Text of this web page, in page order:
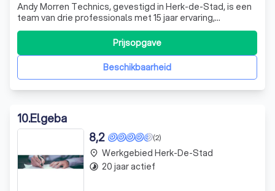
Andy Morren Technics, gevestigd in Herk-de-Stad, is een
team van drie professionals met 15 jaar ervaring,
perfectionisme en oog voor detail. Wij zijn
gespecialiseerd in alle werkzaamheden op het gebied van
verwarming, sanitair en ventilatie. Onze missie is om meer
comfort te bieden aan zowel particu
Beschikbaarheid
Prijsopgave
10.Elgeba
(2)
8,2
place Werkgebied Herk-De-Stad
timelapse 20 jaar actief